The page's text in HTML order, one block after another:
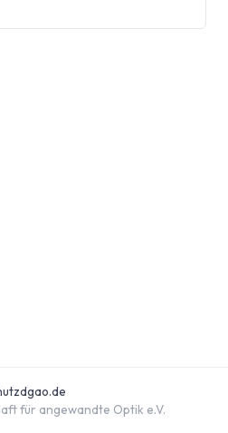
für angewandte Optik e.V.
dgao.de